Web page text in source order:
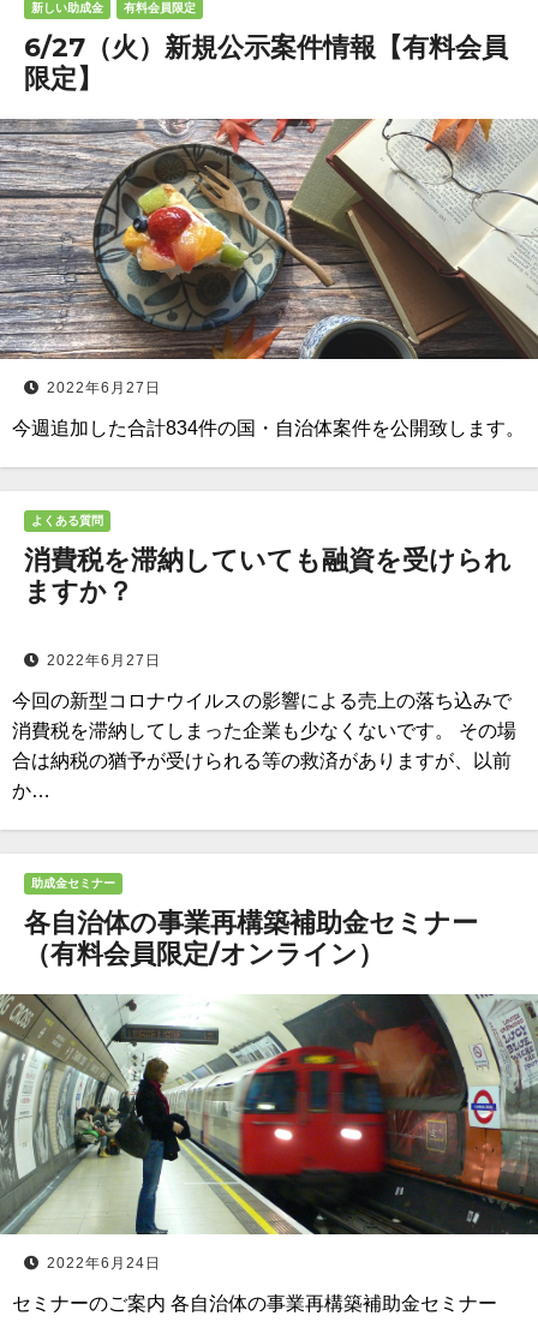
新しい助成金 有料会員限定
6/27（火）新規公示案件情報【有料会員
限定】
2022年6月27日
今週追加した合計834件の国・自治体案件を公開致します。
よくある質問
消費税を滞納していても融資を受けられ
ますか？
2022年6月27日
今回の新型コロナウイルスの影響による売上の落ち込みで
消費税を滞納してしまった企業も少なくないです。 その場
合は納税の猶予が受けられる等の救済がありますが、以前
か…
助成金セミナー
各自治体の事業再構築補助金セミナー
（有料会員限定/オンライン）
2022年6月24日
セミナーのご案内 各自治体の事業再構築補助金セミナー